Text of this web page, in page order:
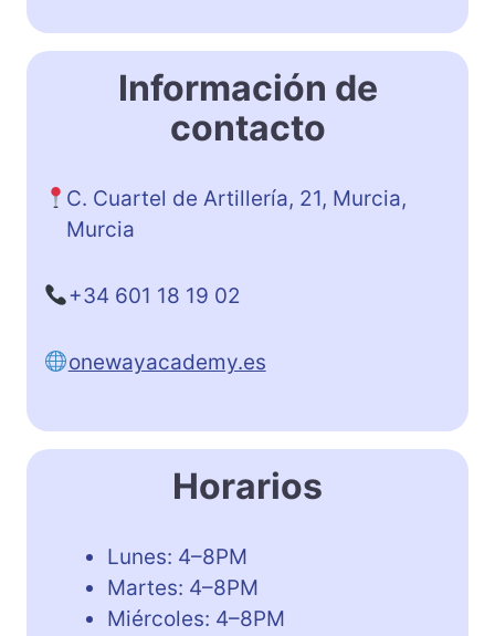
Información de
contacto
C. Cuartel de Artillería, 21, Murcia,
Murcia
+34 601 18 19 02
onewayacademy.es
Horarios
Lunes: 4–8PM
Martes: 4–8PM
Miércoles: 4–8PM